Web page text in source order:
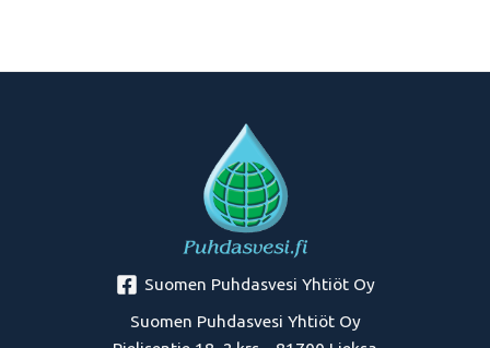
Suomen Puhdasvesi Yhtiöt Oy
Suomen Puhdasvesi Yhtiöt Oy